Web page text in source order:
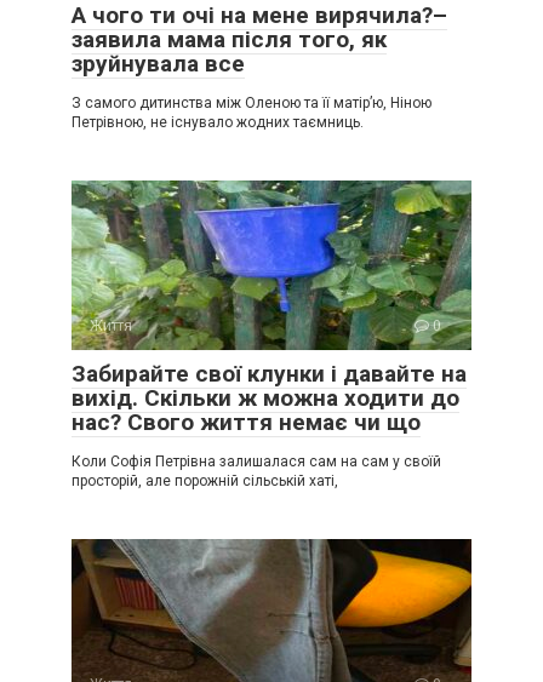
А чого ти очі на мене вирячила?–
заявила мама після того, як
зруйнувала все
З самого дитинства між Оленою та її матір’ю, Ніною
Петрівною, не існувало жодних таємниць.
Життя 0
Забирайте свої клунки і давайте на
вихід. Скільки ж можна ходити до
нас? Свого життя немає чи що
Коли Софія Петрівна залишалася сам на сам у своїй
просторій, але порожній сільській хаті,